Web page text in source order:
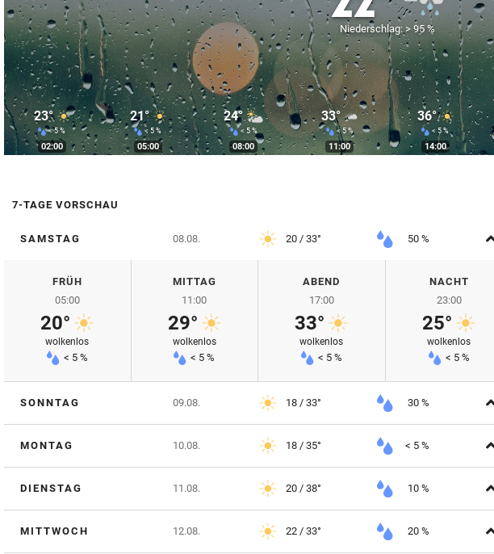
© Krone Multimedia GmbH & Co KG 2026
Muthgasse 2, 1190 Wien
Niederschlag: > 95 %
23°
< 5 %
02:00
21°
< 5 %
05:00
24°
< 5 %
08:00
33°
< 5 %
11:00
36°
< 5 %
14:00
7-TAGE VORSCHAU
SAMSTAG 08.08. 20 / 33° 50 %
FRÜH
05:00
20°
wolkenlos
< 5 %
MITTAG
11:00
29°
wolkenlos
< 5 %
ABEND
17:00
33°
wolkenlos
< 5 %
NACHT
23:00
25°
wolkenlos
< 5 %
SONNTAG 09.08. 18 / 33° 30 %
MONTAG 10.08. 18 / 35° < 5 %
DIENSTAG 11.08. 20 / 38° 10 %
MITTWOCH 12.08. 22 / 33° 20 %